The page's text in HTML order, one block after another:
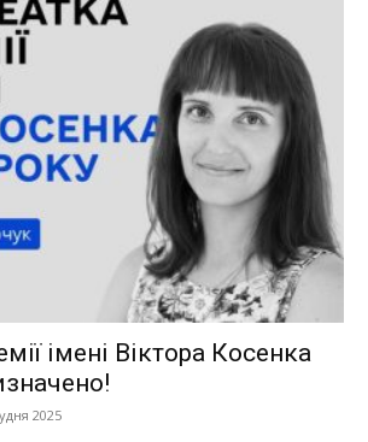
імені Віктора Косенка
2025